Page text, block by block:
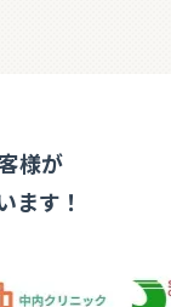
様が
ます！